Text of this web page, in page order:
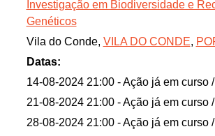
Investigação em Biodiversidade e
Genéticos
Vila do Conde, VILA DO CONDE,
Datas:
14-08-2024 21:00 - Ação já em curso
21-08-2024 21:00 - Ação já em curso
28-08-2024 21:00 - Ação já em curso